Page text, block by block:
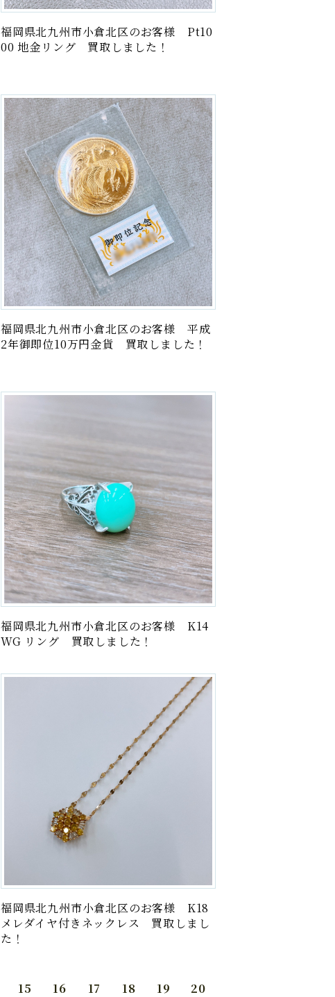
家電・電子機器
雑貨
福岡県北九州市小倉北区のお客様 Pt10
00 地金リング 買取しました！
福岡県北九州市小倉北区のお客様 平成
2年御即位10万円金貨 買取しました！
福岡県北九州市小倉北区のお客様 K14
WG リング 買取しました！
福岡県北九州市小倉北区のお客様 K18
メレダイヤ付きネックレス 買取しまし
た！
15 16 17 18 19 20